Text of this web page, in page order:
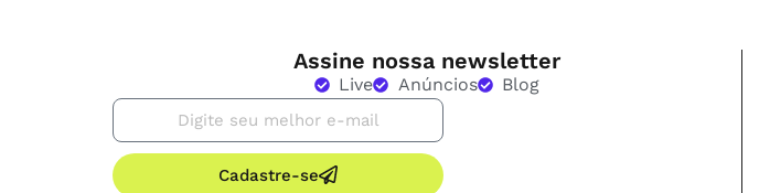
Assine nossa newsletter
Live Anúncios Blog
Cadastre-se